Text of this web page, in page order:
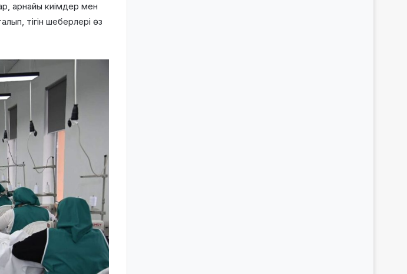
арнайы киімдер мен
тігін шеберлері өз